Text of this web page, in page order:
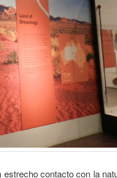
contacto con la